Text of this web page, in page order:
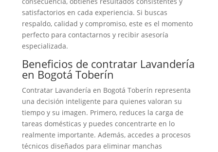
satisfactorios en cada experiencia. Si buscas
respaldo, calidad y compromiso, este es el momento
perfecto para contactarnos y recibir asesoría
especializada.
Beneficios de contratar Lavandería
en Bogotá Toberín
Contratar Lavandería en Bogotá Toberín representa
una decisión inteligente para quienes valoran su
tiempo y su imagen. Primero, reduces la carga de
tareas domésticas y puedes concentrarte en lo
realmente importante. Además, accedes a procesos
técnicos diseñados para eliminar manchas